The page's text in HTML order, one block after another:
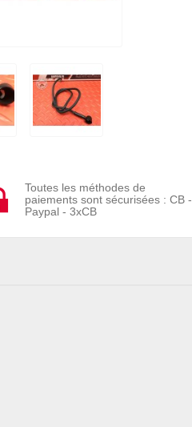
Toutes les méthodes de
paiements sont sécurisées : CB -
Paypal - 3xCB